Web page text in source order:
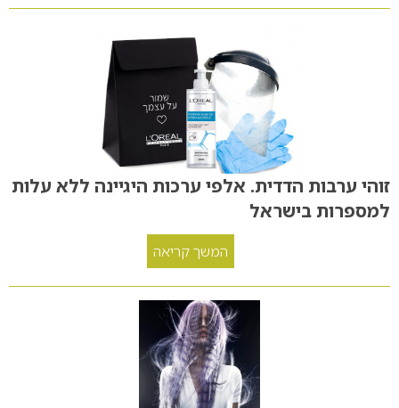
זוהי ערבות הדדית. אלפי ערכות היגיינה ללא עלות
למספרות בישראל
המשך קריאה